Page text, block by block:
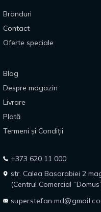
Branduri
Contact
Oferte speciale
Blog
Despre magazin
Livrare
Plată
Termeni și Condiții
+373 620 11 000
str. Calea Basarabiei 2
(Centrul Comercial